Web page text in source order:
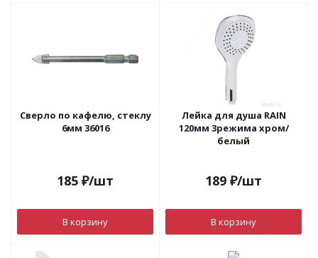
Сверло по кафелю, стеклу
6мм 36016
185 ₽/шт
В корзину
Лейка для душа RAIN
120мм 3режима хром/
белый
189 ₽/шт
В корзину